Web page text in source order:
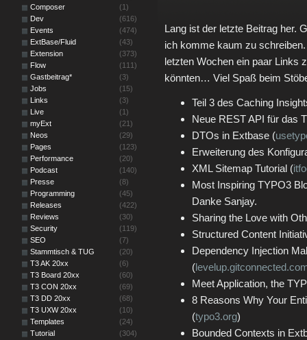
Lang ist der letzte Beitrag her.
ich komme kaum zu
letzten Wochen ein paar Links
könnten… Viel Spaß beim
Teil 3 des Caching
Neue REST API für das
DTOs in Extbase (
Erweiterung des
XML Sitemap Tutorial (
Most Inspiring TYPO3
Danke Sanjay.
Sharing the Love with
Structured Content
Dependency Injection
(
Meet Application, the
8 Reasons Why Your
(typo3.org)
Bounded Contexts in
Composer
(1)
Dev
(616)
Events
(474)
ExtBase/Fluid
(43)
Extension
(373)
Flow
(111)
Gastbeitrag*
(3)
Jobs
(15)
Links
(3)
Live
(1)
myExt
(21)
Neos
(29)
Pages
(123)
Performance
(20)
Podcast
(140)
Presse
(8)
Programming
(45)
Releases
(422)
Reviews
(30)
Security
(119)
SEO
(7)
Stammtisch & TUG
(20)
T3 AK 20xx
(6)
T3 Board 20xx
(60)
T3 CON 20xx
(69)
T3 DD 20xx
(68)
T3 UXW 20xx
(10)
Templates
(24)
Tutorial
(304)